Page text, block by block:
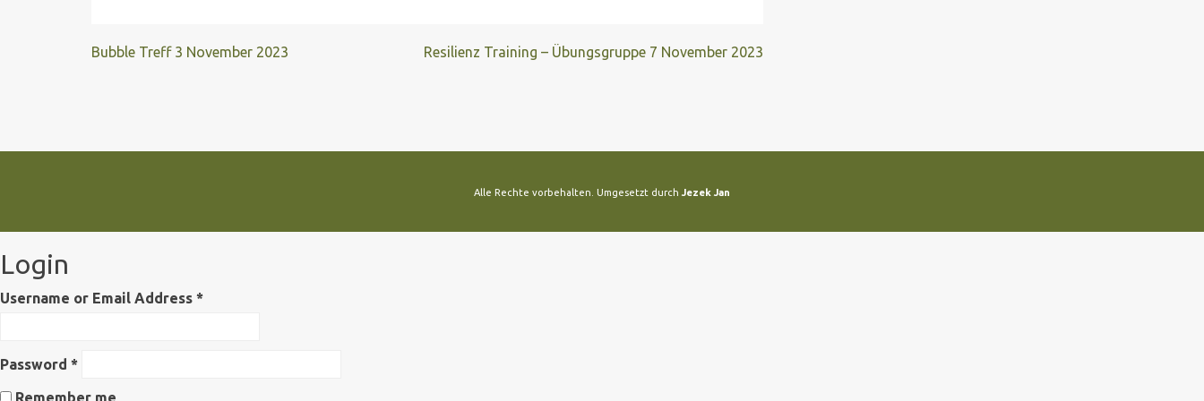
Bubble Treff 3 November 2023 Resilienz Training – Übungsgruppe 7 November 2023
Alle Rechte vorbehalten. Umgesetzt durch Jezek Jan
Login
Username or Email Address *
Password *
Remember me